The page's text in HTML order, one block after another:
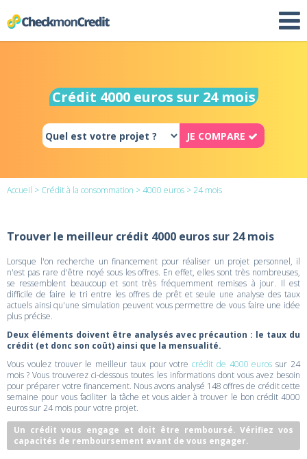
Crédit 4000 euros sur 24 mois
JE COMPARE
Accueil > Crédit à la consommation >4000 euros > 24 mois
Trouver le meilleur crédit 4000 euros sur 24 mois
Lorsque l'on recherche un financement pour réaliser un projet personnel, il
n'est pas rare d'être noyé sous les offres. En effet, elles sont très nombreuses,
se ressemblent beaucoup et sont très fréquemment remises à jour. Il est
difficile de faire le tri entre les offres de prêt et seule une analyse des taux
actuels ainsi qu'une simulation peuvent vous permettre de vous faire une idée
plus précise.
Deux éléments doivent être analysés avec précaution : le taux du
crédit (et donc son coût) ainsi que la mensualité.
Vous voulez trouver le meilleur taux pour votrecrédit de 4000 euros sur 24
mois ? Vous trouverez ci-dessous toutes les informations dont vous avez besoin
pour préparer votre financement. Nous avons analysé 148 offres de crédit cette
semaine pour vous faciliter la tâche et vous aider à trouver le bon crédit 4000
euros sur 24 mois pour votre projet.
Un crédit vous engage et doit être remboursé. Vérifiez vos
capacités de remboursement avant de vous engager.